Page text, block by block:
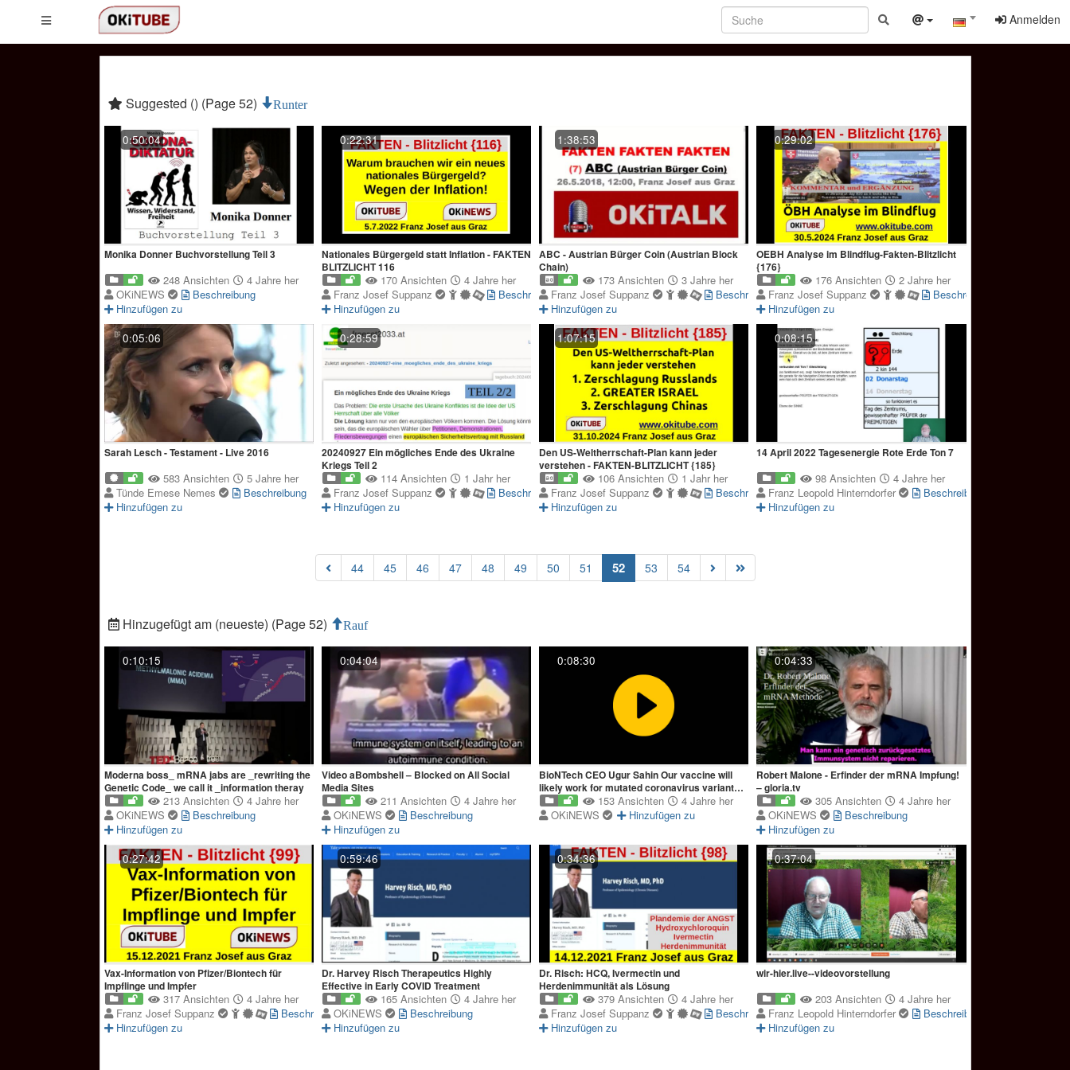
Anmelden
Suggested () (Page 52) Runter
0:50:04
Monika Donner Buchvorstellung Teil 3
248 Ansichten
4 Jahre her
OKiNEWS
Beschreibung
Hinzufügen zu
0:22:31
Nationales Bürgergeld statt Inflation - FAKTEN
BLITZLICHT 116
170 Ansichten
4 Jahre her
Franz Josef Suppanz
Beschreibung
Hinzufügen zu
1:38:53
ABC - Austrian Bürger Coin (Austrian Block
Chain)
173 Ansichten
3 Jahre her
Franz Josef Suppanz
Beschreibung
Hinzufügen zu
0:29:02
OEBH Analyse im Blindflug-Fakten-Blitzlicht
{176}
176 Ansichten
2 Jahre her
Franz Josef Suppanz
Beschreibung
Hinzufügen zu
0:05:06
Sarah Lesch - Testament - Live 2016
583 Ansichten
5 Jahre her
Tünde Emese Nemes
Beschreibung
Hinzufügen zu
0:28:59
20240927 Ein mögliches Ende des Ukraine
Kriegs Teil 2
114 Ansichten
1 Jahr her
Franz Josef Suppanz
Beschreibung
Hinzufügen zu
1:07:15
Den US-Weltherrschaft-Plan kann jeder
verstehen - FAKTEN-BLITZLICHT {185}
106 Ansichten
1 Jahr her
Franz Josef Suppanz
Beschreibung
Hinzufügen zu
0:08:15
14 April 2022 Tagesenergie Rote Erde Ton 7
98 Ansichten
4 Jahre her
Franz Leopold Hinterndorfer
Beschreibung
Hinzufügen zu
44 45 46 47 48 49 50 51 52(current)
53 54
Hinzugefügt am (neueste) (Page 52) Rauf
0:10:15
Moderna boss_ mRNA jabs are _rewriting the
Genetic Code_ we call it _information theray
213 Ansichten
4 Jahre her
OKiNEWS
Beschreibung
Hinzufügen zu
0:04:04
Video aBombshell – Blocked on All Social
Media Sites
211 Ansichten
4 Jahre her
OKiNEWS
Beschreibung
Hinzufügen zu
0:08:30
BioNTech CEO Ugur Sahin Our vaccine will
likely work for mutated coronavirus variants
DW News
153 Ansichten
4 Jahre her
OKiNEWS
Hinzufügen zu
0:04:33
Robert Malone - Erfinder der mRNA Impfung!
– gloria.tv
305 Ansichten
4 Jahre her
OKiNEWS
Beschreibung
Hinzufügen zu
0:27:42
Vax-Information von Pfizer/Biontech für
Impflinge und Impfer
317 Ansichten
4 Jahre her
Franz Josef Suppanz
Beschreibung
Hinzufügen zu
0:59:46
Dr. Harvey Risch Therapeutics Highly
Effective in Early COVID Treatment
165 Ansichten
4 Jahre her
OKiNEWS
Beschreibung
Hinzufügen zu
0:34:36
Dr. Risch: HCQ, Ivermectin und
Herdenimmunität als Lösung
379 Ansichten
4 Jahre her
Franz Josef Suppanz
Beschreibung
Hinzufügen zu
0:37:04
wir-hier.live--videovorstellung
203 Ansichten
4 Jahre her
Franz Leopold Hinterndorfer
Beschreibung
Hinzufügen zu